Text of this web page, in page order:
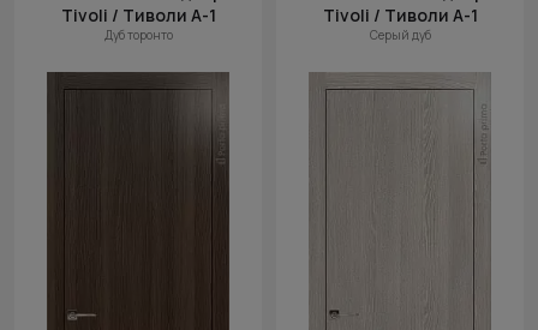
Tivoli / Тиволи А-1
Дуб торонто
Tivoli / Тиволи А-1
Серый дуб